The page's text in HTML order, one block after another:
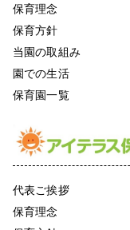
保育理念
保育方針
当園の取組み
園での生活
保育園一覧
代表ご挨拶
保育理念